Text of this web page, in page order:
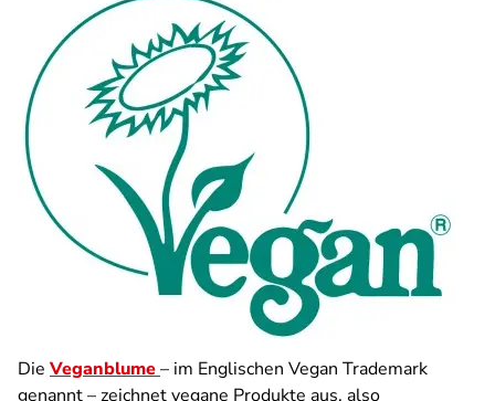
Die Veganblume– im Englischen Vegan Trademark
genannt – zeichnet vegane Produkte aus, also